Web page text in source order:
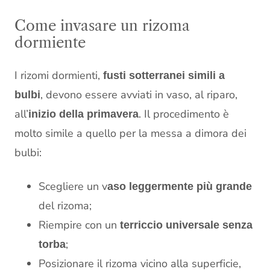
Come invasare un rizoma
dormiente
I rizomi dormienti, fusti sotterranei simili a
bulbi, devono essere avviati in vaso, al riparo,
all’inizio della primavera. Il procedimento è
molto simile a quello per la messa a dimora dei
bulbi:
Scegliere un vaso leggermente più grande
del rizoma;
Riempire con un terriccio universale senza
torba;
Posizionare il rizoma vicino alla superficie,